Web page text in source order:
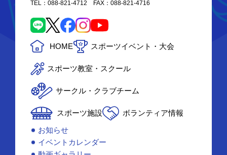
TEL：088-821-4712 FAX：088-821-4716
HOME スポーツイベント・大会
スポーツ教室・スクール
サークル・クラブチーム
スポーツ施設
ボランティア情報
お知らせ
イベントカレンダー